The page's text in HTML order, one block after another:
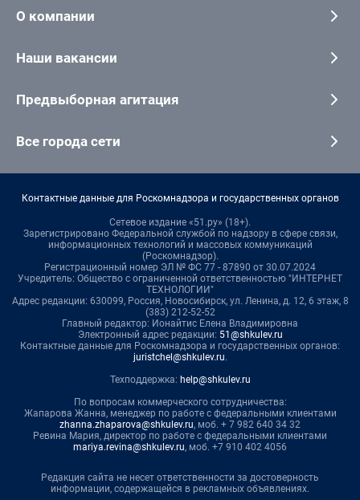
О компании
Наши вакансии
Предвыборная агитация
Все города сети
Контактные данные для Роскомнадзора и государственных органов
Сетевое издание «51.ру» (18+).
Зарегистрировано Федеральной службой по надзору в сфере связи,
информационных технологий и массовых коммуникаций
(Роскомнадзор).
Регистрационный номер ЭЛ № ФС 77 - 87890 от 30.07.2024
Учредитель: Общество с ограниченной ответственностью "ИНТЕРНЕТ
ТЕХНОЛОГИИ"
Адрес редакции: 630099, Россия, Новосибирск, ул. Ленина, д. 12, 6 этаж, 8
(383) 212-52-52
Главный редактор: Ионайтис Елена Владимировна
Электронный адрес редакции: 51@shkulev.ru
Контактные данные для Роскомнадзора и государственных органов:
juristchel@shkulev.ru.
Техподдержка: help@shkulev.ru
По вопросам коммерческого сотрудничества:
Жапарова Жанна, менеджер по работе с федеральными клиентами
zhanna.zhaparova@shkulev.ru, моб. + 7 982 640 34 32
Ревина Мария, директор по работе с федеральными клиентами
mariya.revina@shkulev.ru, моб. +7 910 402 4056
Редакция сайта не несет ответственности за достоверность
информации, содержащейся в рекламных объявлениях.